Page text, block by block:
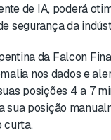
de IA, poderá
segurança da
da Falcon
nos dados e
posições 4 a 7
posição
curta.